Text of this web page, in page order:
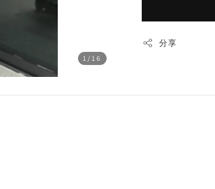
1 /16
分享